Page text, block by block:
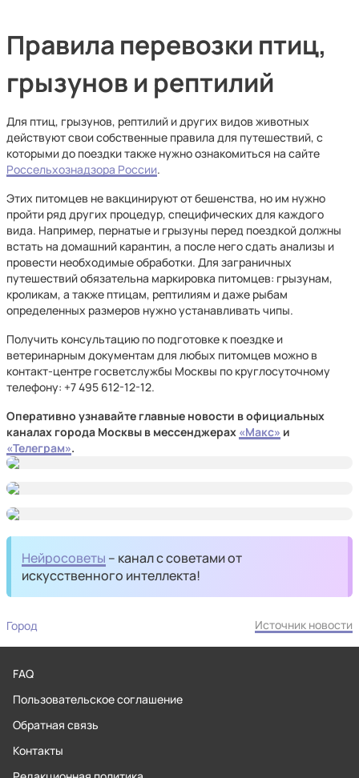
Правила перевозки птиц,
грызунов и рептилий
Для птиц, грызунов, рептилий и других видов животных
действуют свои собственные правила для путешествий, с
которыми до поездки также нужно ознакомиться на сайте
Россельхознадзора России.
Этих питомцев не вакцинируют от бешенства, но им нужно
пройти ряд других процедур, специфических для каждого
вида. Например, пернатые и грызуны перед поездкой должны
встать на домашний карантин, а после него сдать анализы и
провести необходимые обработки. Для заграничных
путешествий обязательна маркировка питомцев: грызунам,
кроликам, а также птицам, рептилиям и даже рыбам
определенных размеров нужно устанавливать чипы.
Получить консультацию по подготовке к поездке и
ветеринарным документам для любых питомцев можно в
контакт-центре госветслужбы Москвы по круглосуточному
телефону: +7 495 612-12-12.
Оперативно узнавайте главные новости в официальных
каналах города Москвы в мессенджерах «Макс» и
«Телеграм».
Нейросоветы – канал с советами от
искусственного интеллекта!
Город Источник новости
FAQ
Пользовательское соглашение
Обратная связь
Контакты